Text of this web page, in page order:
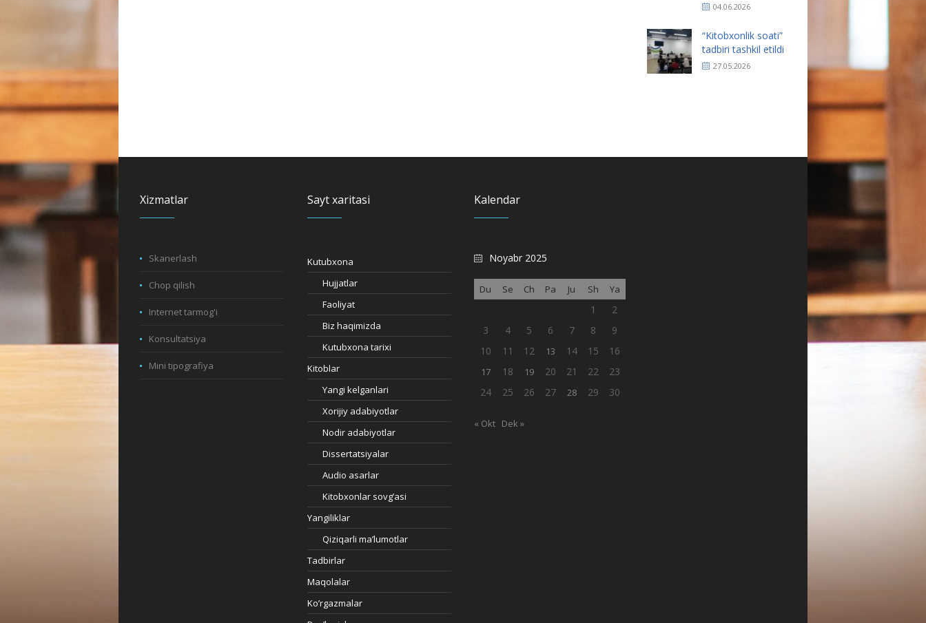
04.06.2026
“Kitobxonlik soati”
tadbiri tashkil etildi
27.05.2026
Xizmatlar
Skanerlash
Chop qilish
Internet tarmog'i
Konsultatsiya
Mini tipografiya
Sayt xaritasi
Kutubxona
Hujjatlar
Faoliyat
Biz haqimizda
Kutubxona tarixi
Kitoblar
Yangi kelganlari
Xorijiy adabiyotlar
Nodir adabiyotlar
Dissertatsiyalar
Audio asarlar
Kitobxonlar sovg’asi
Yangiliklar
Qiziqarli ma’lumotlar
Tadbirlar
Maqolalar
Ko’rgazmalar
Kalendar
Noyabr 2025
Du Se Ch Pa Ju Sh Ya
1
2
3
4 5 6 7 8
9
10
11 12 13 14 15 16
17 18 19 20 21 22
23
24
25 26 27 28 29 30
« Okt Dek »